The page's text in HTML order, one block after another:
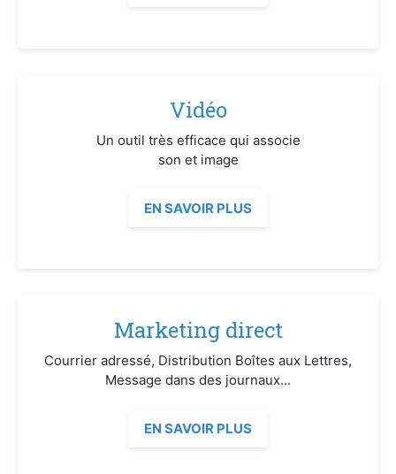
Vidéo
Un outil très efficace qui associe
son et image
EN SAVOIR PLUS
Marketing direct
Courrier adressé, Distribution Boîtes aux Lettres,
Message dans des journaux...
EN SAVOIR PLUS